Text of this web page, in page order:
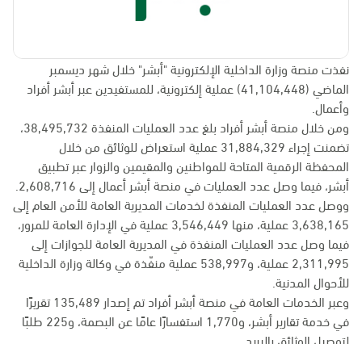
نفذت منصة وزارة الداخلية الإلكترونية "أبشر" خلال شهر ديسمبر
الماضي (41,104,448) عملية إلكترونية، للمستفيدين عبر أبشر أفراد
وأعمال.
ومن خلال منصة أبشر أفراد بلغ عدد العمليات المنفذة 38,495,732،
تضمنت إجراء 31,884,329 عملية استعراض للوثائق من خلال
المحفظة الرقمية المتاحة للمواطنين والمقيمين والزوار عبر تطبيق
أبشر، فيما وصل عدد العمليات في منصة أبشر أعمال إلى 2,608,716.
ووصل عدد العمليات المنفذة لخدمات المديرية العامة للأمن العام إلى
3,638,165 عملية، منها 3,546,449 عملية في الإدارة العامة للمرور،
فيما وصل عدد العمليات المنفذة في المديرية العامة للجوازات إلى
2,311,995 عملية، و538,997 عملية منفّذة في وكالة وزارة الداخلية
للأحوال المدنية.
وعبر الخدمات العامة في منصة أبشر أفراد تم إصدار 135,489 تقريرًا
في خدمة تقارير أبشر، و1,770 استفسارًا عامًا عن البصمة، و225 طلبًا